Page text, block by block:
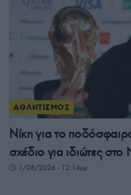
ΑΘΛΗΤΙΣΜΟΣ
Νίκη για το
σχέδιο για ιδιώτες στο
1/08/2026 - 12:14μμ